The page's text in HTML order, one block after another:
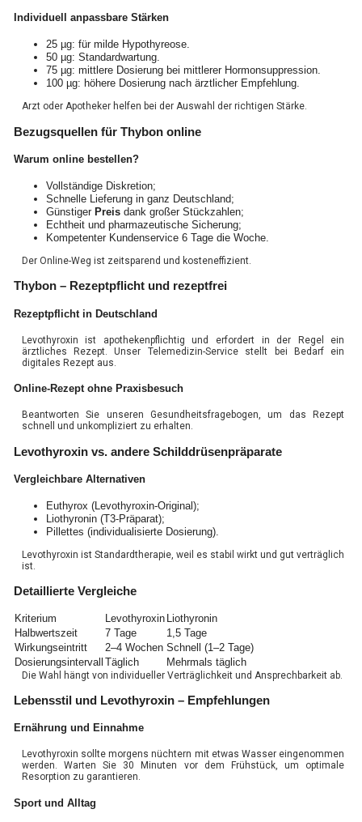
Individuell anpassbare Stärken
25 µg: für milde Hypothyreose.
50 µg: Standardwartung.
75 µg: mittlere Dosierung bei mittlerer Hormonsuppression.
100 µg: höhere Dosierung nach ärztlicher Empfehlung.
Arzt oder Apotheker helfen bei der Auswahl der richtigen Stärke.
Bezugsquellen für Thybon online
Warum online bestellen?
Vollständige Diskretion;
Schnelle Lieferung in ganz Deutschland;
Günstiger Preisdank großer Stückzahlen;
Echtheit und pharmazeutische Sicherung;
Kompetenter Kundenservice 6 Tage die Woche.
Der Online-Weg ist zeitsparend und kosteneffizient.
Thybon – Rezeptpflicht und rezeptfrei
Rezeptpflicht in Deutschland
Levothyroxin ist apothekenpflichtig und erfordert in der Regel ein
ärztliches Rezept. Unser Telemedizin-Service stellt bei Bedarf ein
digitales Rezept aus.
Online-Rezept ohne Praxisbesuch
Beantworten Sie unseren Gesundheitsfragebogen, um das Rezept
schnell und unkompliziert zu erhalten.
Levothyroxin vs. andere Schilddrüsenpräparate
Vergleichbare Alternativen
Euthyrox (Levothyroxin-Original);
Liothyronin (T3-Präparat);
Pillettes (individualisierte Dosierung).
Levothyroxin ist Standardtherapie, weil es stabil wirkt und gut verträglich
ist.
Detaillierte Vergleiche
Kriterium Levothyroxin Liothyronin
Halbwertszeit
7 Tage
1,5 Tage
Wirkungseintritt
2–4 Wochen Schnell (1–2 Tage)
Dosierungsintervall Täglich Mehrmals täglich
Die Wahl hängt von individueller Verträglichkeit und Ansprechbarkeit ab.
Lebensstil und Levothyroxin – Empfehlungen
Ernährung und Einnahme
Levothyroxin sollte morgens nüchtern mit etwas Wasser eingenommen
werden. Warten Sie 30 Minuten vor dem Frühstück, um optimale
Resorption zu garantieren.
Sport und Alltag